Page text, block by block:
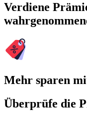
Verdiene
Mehr sparen
Überprüfe die